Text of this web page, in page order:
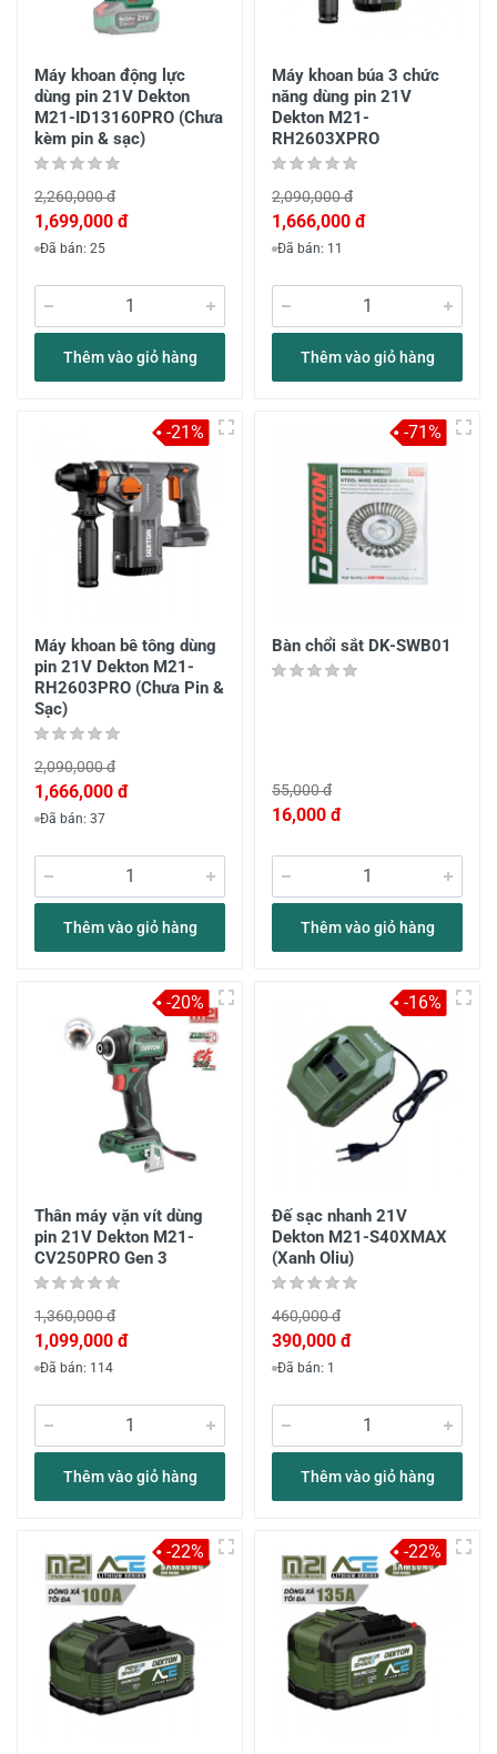
Máy khoan động lực
dùng pin 21V Dekton
M21-ID13160PRO (Chưa
kèm pin & sạc)
2,260,000 đ
1,699,000 đ
Đã bán: 25
Thêm vào giỏ hàng
Máy khoan búa 3 chức
năng dùng pin 21V
Dekton M21-
RH2603XPRO
2,090,000 đ
1,666,000 đ
Đã bán: 11
Thêm vào giỏ hàng
Máy khoan bê tông dùng
pin 21V Dekton M21-
RH2603PRO (Chưa Pin &
Sạc)
2,090,000 đ
1,666,000 đ
Đã bán: 37
Thêm vào giỏ hàng
-21%
Bàn chổi sắt DK-SWB01
55,000 đ
16,000 đ
Thêm vào giỏ hàng
-71%
Thân máy vặn vít dùng
pin 21V Dekton M21-
CV250PRO Gen 3
1,360,000 đ
1,099,000 đ
Đã bán: 114
Thêm vào giỏ hàng
-20%
Đế sạc nhanh 21V
Dekton M21-S40XMAX
(Xanh Oliu)
460,000 đ
390,000 đ
Đã bán: 1
Thêm vào giỏ hàng
-16%
-22% -22%